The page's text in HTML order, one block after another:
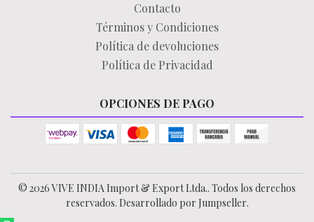
Contacto
Términos y Condiciones
Política de devoluciones
Política de Privacidad
OPCIONES DE PAGO
© 2026 VIVE INDIA Import & Export Ltda.. Todos los derechos
reservados. Desarrollado por Jumpseller.